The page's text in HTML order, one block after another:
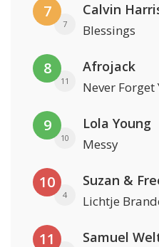
7
7 Blessings
8
11
Afrojack
Never Forget
9
10
Lola Young
Messy
10
4
Suzan &
Lichtje
11 Samuel